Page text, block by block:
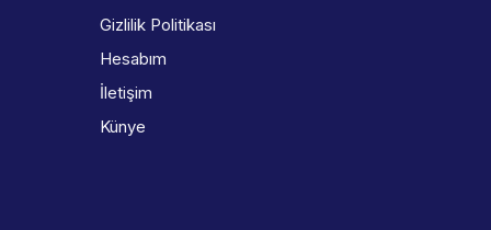
Gizlilik Politikası
Hesabım
İletişim
Künye